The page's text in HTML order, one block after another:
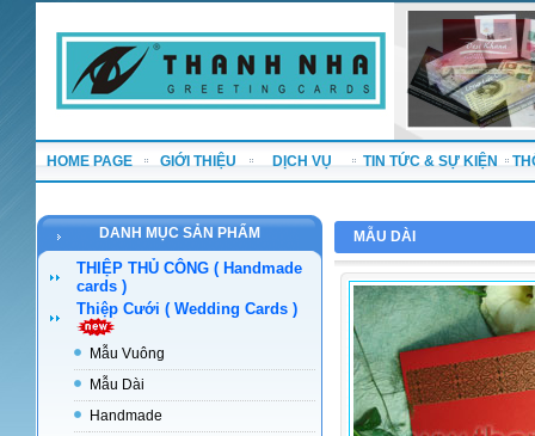
HOME PAGE GIỚI THIỆU DỊCH VỤ TIN TỨC & SỰ KIỆN
DANH MỤC SẢN PHẨM
THIỆP THỦ CÔNG ( Handmade
cards )
Thiệp Cưới ( Wedding Cards )
Mẫu Vuông
Mẫu Dài
Handmade
MẪU DÀI